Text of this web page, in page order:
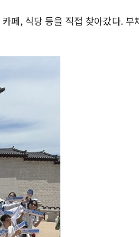
페, 식당 등을 직접 찾아갔다. 부